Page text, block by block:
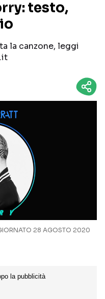
CANZONI
TOUR ED EVENTI
SHOW
social
testo,
la canzone, leggi
28 AGOSTO 2020